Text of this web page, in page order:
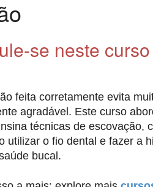
se neste
feita corretamente evita
agradável. Este curso
técnicas de escovação,
utilizar o fio dental e fazer a
bucal.